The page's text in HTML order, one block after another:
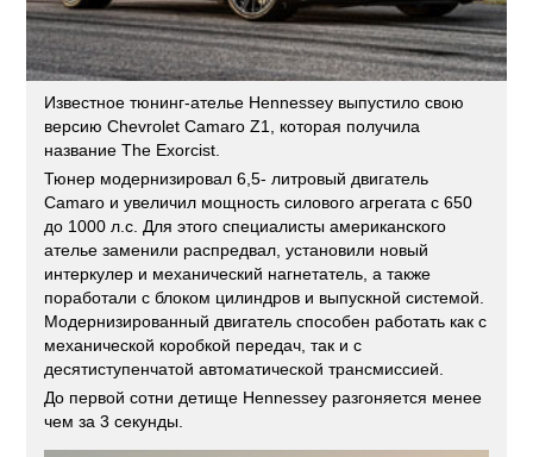
Известное тюнинг-ателье Hennessey выпустило свою
версию Chevrolet Camaro Z1, которая получила
название The Exorcist.
Тюнер модернизировал 6,5- литровый двигатель
Camaro и увеличил мощность силового агрегата с 650
до 1000 л.с. Для этого специалисты американского
ателье заменили распредвал, установили новый
интеркулер и механический нагнетатель, а также
поработали с блоком цилиндров и выпускной системой.
Модернизированный двигатель способен работать как с
механической коробкой передач, так и с
десятиступенчатой автоматической трансмиссией.
До первой сотни детище Hennessey разгоняется менее
чем за 3 секунды.